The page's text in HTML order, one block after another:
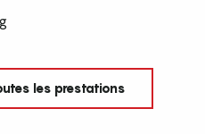
les prestations